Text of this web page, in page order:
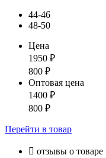
44-46
48-50
Цена
1950 ₽
800 ₽
Оптовая цена
1400 ₽
800 ₽
Перейти в товар
 отзывы о товаре